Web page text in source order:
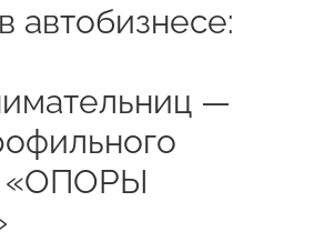
автобизнесе:
—
«ОПОРЫ